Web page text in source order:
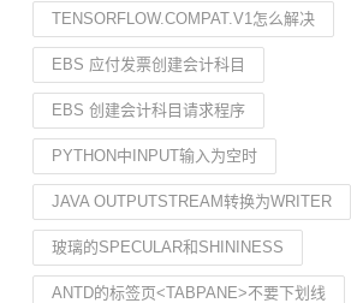
TENSORFLOW.COMPAT.V1怎么解决
EBS 应付发票创建会计科目
EBS 创建会计科目请求程序
PYTHON中INPUT输入为空时
JAVA OUTPUTSTREAM转换为WRITER
玻璃的SPECULAR和SHININESS
ANTD的标签页<TABPANE>不要下划线